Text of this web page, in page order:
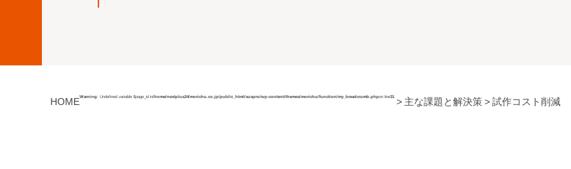
HOMEWarning: Undefined variable $page_id in/home/nextplus24/morichu.co.jp/public_html/suspro/wp-content/themes/morichu/function/my_breadcrumb.phpon line31 主な課題と解決策 試作コスト削減